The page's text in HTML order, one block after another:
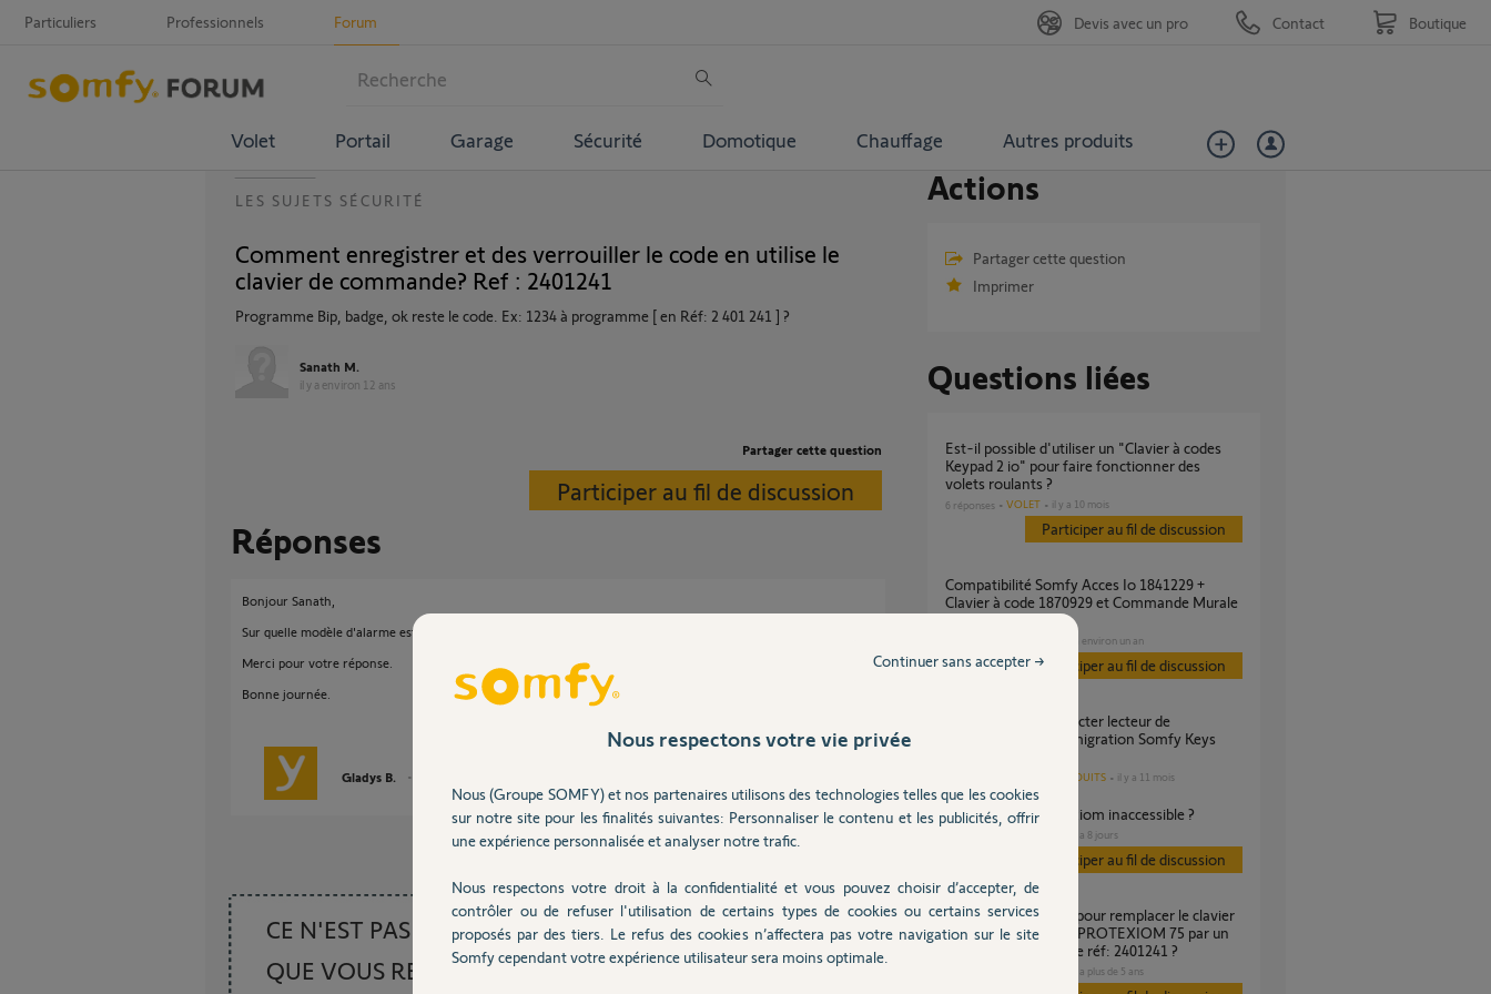
Particuliers Professionnels Forum
Volet Portail Garage Sécurité Domotique Chauffage Autres produits
Devis avec un pro Contact Boutique
LES SUJETS SÉCURITÉ
Comment enregistrer et des verrouiller le code en utilise le
clavier de commande? Ref : 2401241
Programme Bip, badge, ok reste le code. Ex: 1234 à programme [ en Réf: 2 401 241 ] ?
Sanath M.
il y a environ 12 ans
Partager cette question
Participer au fil de discussion
Réponses
Bonjour Sanath,
Sur quelle modèle d'alarme est mémorisé ce clavier?
Merci pour votre réponse.
Bonne journée.
Gladys B.
CE N'EST PAS CE
QUE VOUS RECHERCHEZ
Posez votre question
Actions
Partager cette question
Imprimer
Questions liées
Est-il possible d'utiliser un "Clavier à codes
Keypad 2 io" pour faire fonctionner des
volets roulants ?
6 réponses VOLET il y a 10 mois
Participer au fil de discussion
Compatibilité Somfy Acces Io 1841229 +
Clavier à code 1870929 et Commande Murale
1871131
il y a environ un an
Participer au fil de discussion
badge/clavier suite migration Somfy Keys
AUTRES PRODUITS il y a 11 mois
Accès alarme Protexiom inaccessible ?
il y a 8 jours
Participer au fil de discussion
Comment procéder pour remplacer le clavier
LCD de mon alarme PROTEXIOM 75 par un
clavier de commande réf: 2401241 ?
il y a plus de 5 ans
Nous respectons votre vie privée
Nous (Groupe SOMFY) et nos partenaires utilisons des technologies telles que les cookies
sur notre site pour les finalités suivantes: Personnaliser le contenu et les publicités, offrir
une expérience personnalisée et analyser notre trafic.
Nous respectons votre droit à la confidentialité et vous pouvez choisir d’accepter, de
contrôler ou de refuser l'utilisation de certains types de cookies ou certains services
proposés par des tiers. Le refus des cookies n’affectera pas votre navigation sur le site
Somfy cependant votre expérience utilisateur sera moins optimale.
Continuer sans accepter →